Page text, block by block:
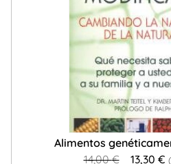
Alimentos
14,00€ 13,30 €